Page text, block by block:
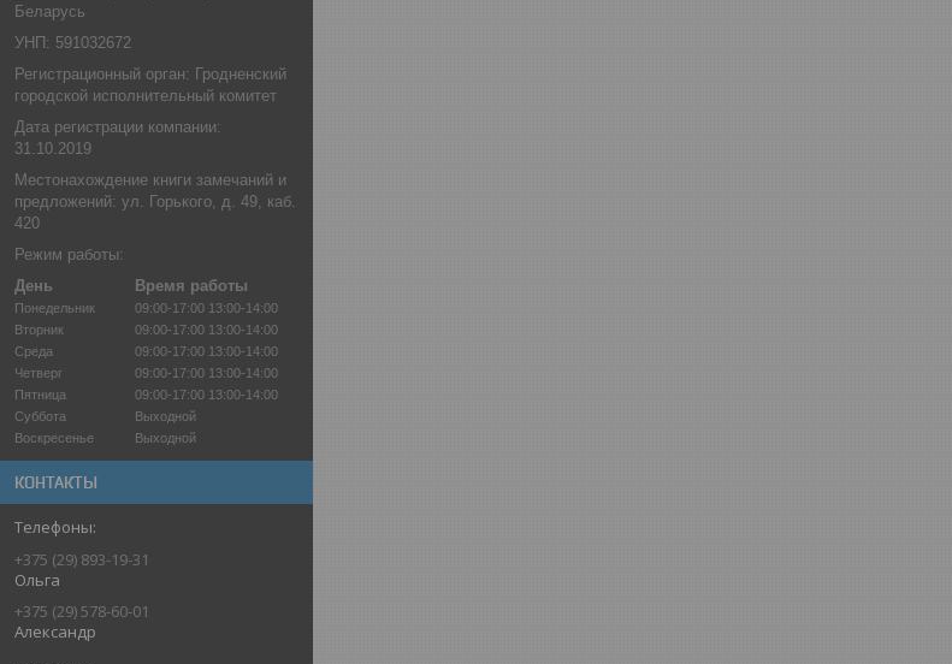
Беларусь
УНП: 591032672
Регистрационный орган: Гродненский
городской исполнительный комитет
Дата регистрации компании:
31.10.2019
Местонахождение книги замечаний и
предложений: ул. Горького, д. 49, каб.
420
Режим работы:
День
Время работы
Понедельник 09:00-17:00 13:00-14:00
Вторник
09:00-17:00 13:00-14:00
Среда
09:00-17:00 13:00-14:00
Четверг
09:00-17:00 13:00-14:00
Пятница
09:00-17:00 13:00-14:00
Суббота
Выходной
Воскресенье
Выходной
КОНТАКТЫ
+375 (29) 893-19-31
Ольга
+375 (29) 578-60-01
Александр